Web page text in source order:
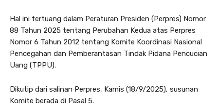
Hal ini tertuang dalam Peraturan Presiden (Perpres) Nomor
88 Tahun 2025 tentang Perubahan Kedua atas Perpres
Nomor 6 Tahun 2012 tentang Komite Koordinasi Nasional
Pencegahan dan Pemberantasan Tindak Pidana Pencucian
Uang (TPPU).
Dikutip dari salinan Perpres, Kamis (18/9/2025), susunan
Komite berada di Pasal 5.